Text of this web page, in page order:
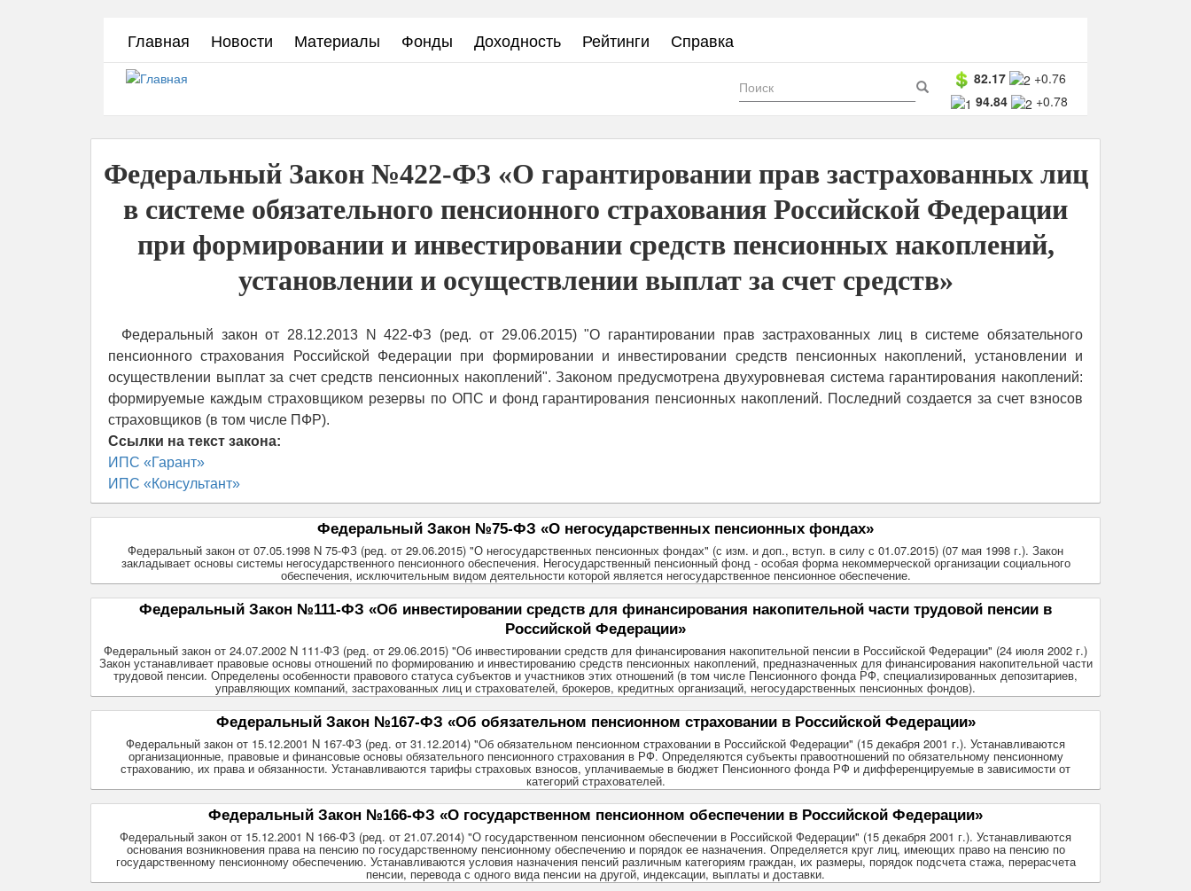
Главная Новости Материалы Фонды Доходность Рейтинги Справка
82.17
+0.76
94.84
+0.78
Форма
поиска Поиск
Федеральный Закон №422-ФЗ «О гарантировании прав застрахованных лиц
в системе обязательного пенсионного страхования Российской Федерации
при формировании и инвестировании средств пенсионных накоплений,
установлении и осуществлении выплат за счет средств»
Федеральный закон от 28.12.2013 N 422-ФЗ (ред. от 29.06.2015) "О гарантировании прав застрахованных лиц в системе обязательного
пенсионного страхования Российской Федерации при формировании и инвестировании средств пенсионных накоплений, установлении и
осуществлении выплат за счет средств пенсионных накоплений". Законом предусмотрена двухуровневая система гарантирования накоплений:
формируемые каждым страховщиком резервы по ОПС и фонд гарантирования пенсионных накоплений. Последний создается за счет взносов
страховщиков (в том числе ПФР).
Ссылки на текст закона:
ИПС «Гарант»
ИПС «Консультант»
Федеральный Закон №75-ФЗ «О негосударственных пенсионных фондах»
Федеральный закон от 07.05.1998 N 75-ФЗ (ред. от 29.06.2015) "О негосударственных пенсионных фондах" (с изм. и доп., вступ. в силу с 01.07.2015) (07 мая 1998 г.). Закон
закладывает основы системы негосударственного пенсионного обеспечения. Негосударственный пенсионный фонд - особая форма некоммерческой организации социального
обеспечения, исключительным видом деятельности которой является негосударственное пенсионное обеспечение.
Федеральный Закон №111-ФЗ «Об инвестировании средств для финансирования накопительной части трудовой пенсии в
Российской Федерации»
Федеральный закон от 24.07.2002 N 111-ФЗ (ред. от 29.06.2015) "Об инвестировании средств для финансирования накопительной пенсии в Российской Федерации" (24 июля 2002 г.)
Закон устанавливает правовые основы отношений по формированию и инвестированию средств пенсионных накоплений, предназначенных для финансирования накопительной части
трудовой пенсии. Определены особенности правового статуса субъектов и участников этих отношений (в том числе Пенсионного фонда РФ, специализированных депозитариев,
управляющих компаний, застрахованных лиц и страхователей, брокеров, кредитных организаций, негосударственных пенсионных фондов).
Федеральный Закон №167-ФЗ «Об обязательном пенсионном страховании в Российской Федерации»
Федеральный закон от 15.12.2001 N 167-ФЗ (ред. от 31.12.2014) "Об обязательном пенсионном страховании в Российской Федерации" (15 декабря 2001 г.). Устанавливаются
организационные, правовые и финансовые основы обязательного пенсионного страхования в РФ. Определяются субъекты правоотношений по обязательному пенсионному
страхованию, их права и обязанности. Устанавливаются тарифы страховых взносов, уплачиваемые в бюджет Пенсионного фонда РФ и дифференцируемые в зависимости от
категорий страхователей.
Федеральный Закон №166-ФЗ «О государственном пенсионном обеспечении в Российской Федерации»
Федеральный закон от 15.12.2001 N 166-ФЗ (ред. от 21.07.2014) "О государственном пенсионном обеспечении в Российской Федерации" (15 декабря 2001 г.). Устанавливаются
основания возникновения права на пенсию по государственному пенсионному обеспечению и порядок ее назначения. Определяется круг лиц, имеющих право на пенсию по
государственному пенсионному обеспечению. Устанавливаются условия назначения пенсий различным категориям граждан, их размеры, порядок подсчета стажа, перерасчета
пенсии, перевода с одного вида пенсии на другой, индексации, выплаты и доставки.